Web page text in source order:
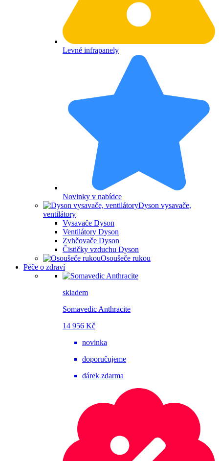
Levné infrapanely
Novinky v nabídce
Dyson vysavače,
ventilátory
Vysavače Dyson
Ventilátory Dyson
Zvhčovače Dyson
Čističky vzduchu Dyson
Osoušeče rukou
Péče o zdraví
skladem
Somavedic Anthracite
14 956 Kč
novinka
doporučujeme
dárek zdarma